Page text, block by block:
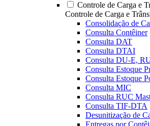
Controle de Carga e
Controle de Carga e
Consolidação de
Consulta Contêiner
Consulta DAT
Consulta DTAI
Consulta DU-E,
Consulta Estoque
Consulta Estoque
Consulta MIC
Consulta RUC
Consulta TIF-DTA
Desunitização de
Entregas por